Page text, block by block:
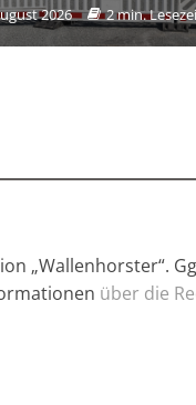
2026 2 min.
„Wallenhorster“.
über die